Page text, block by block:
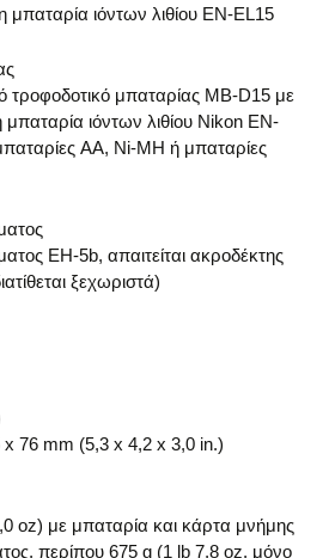
μπαταρία ιόντων λιθίου EN-EL15
τροφοδοτικό μπαταρίας MB-D15 με
ιόντων λιθίου Nikon EN-
AA, Ni-MH ή μπαταρίες
EH-5b, απαιτείται ακροδέκτης
ξεχωριστά)
76 mm (5,3 x 4,2 x 3,0 in.)
oz) με μπαταρία και κάρτα μνήμης
περίπου 675 g (1 lb 7,8 oz, μόνο